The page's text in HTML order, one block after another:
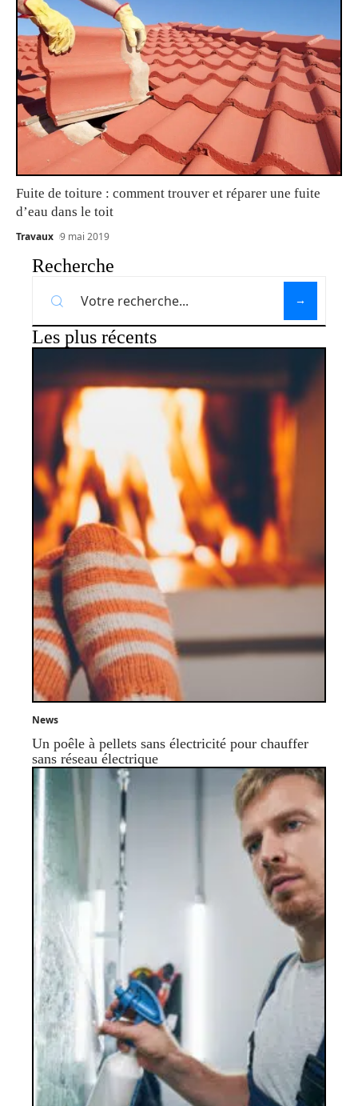
Fuite de toiture : comment trouver et réparer une fuite
d’eau dans le toit
Travaux 9 mai 2019
Recherche
Les plus récents
News
Un poêle à pellets sans électricité pour chauffer
sans réseau électrique